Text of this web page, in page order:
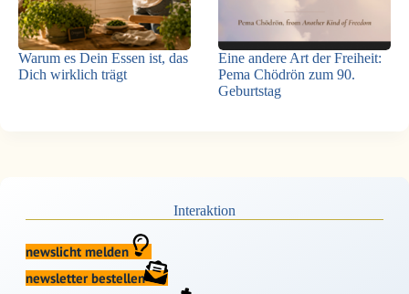
Warum es Dein Essen ist, das
Dich wirklich trägt
Eine andere Art der Freiheit:
Pema Chödrön zum 90.
Geburtstag
Interaktion
newslicht melden
newsletter bestellen